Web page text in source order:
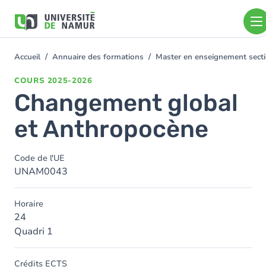
contenu
You
Accueil Annuaire des formations Master en enseignement
COURS 2025-2026
Changement global
et Anthropocène
Code de l'UE
UNAM0043
Horaire
24
Quadri 1
Crédits ECTS